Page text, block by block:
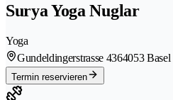
Surya Yoga Nuglar
Yoga
Gundeldingerstrasse 4364053 Basel
Termin reservieren